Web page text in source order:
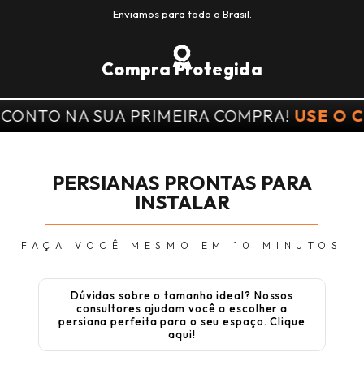
Enviamos para todo o Brasil.
Compra Protegida
NA SUA PRIMEIRA COMPRA!USE O
PERSIANAS PRONTAS PARA
INSTALAR
FAÇA VOCÊ MESMO EM 10 MINUTOS
Dúvidas sobre o tamanho ideal? Nossos
consultores ajudam você a escolher a
persiana perfeita para o seu espaço. Clique
aqui!